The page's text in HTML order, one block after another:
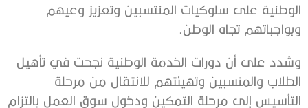
الوطنية على سلوكيات المنتسبين وتعزيز وعيهم
وبواجباتهم تجاه الوطن.
وشدد على أن دورات الخدمة الوطنية نجحت في تأهيل
الطلاب والمنسبين وتهيئتهم للانتقال من مرحلة
التأسيس إلى مرحلة التمكين ودخول سوق العمل بالتزام